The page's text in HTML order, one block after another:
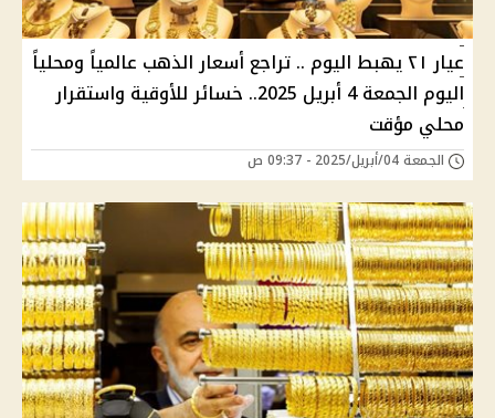
عيار ٢١ يهبط اليوم .. تراجع أسعار الذهب عالمياً ومحلياً
اليوم الجمعة 4 أبريل 2025.. خسائر للأوقية واستقرار
محلي مؤقت
الجمعة 04/أبريل/2025 - 09:37 ص